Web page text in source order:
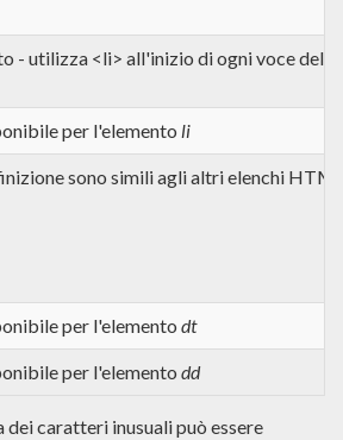
- utilizza <li> all'inizio di ogni voce
per l'elemento li
sono simili agli altri elenchi
per l'elemento dt
per l'elemento dd
dei caratteri inusuali può essere